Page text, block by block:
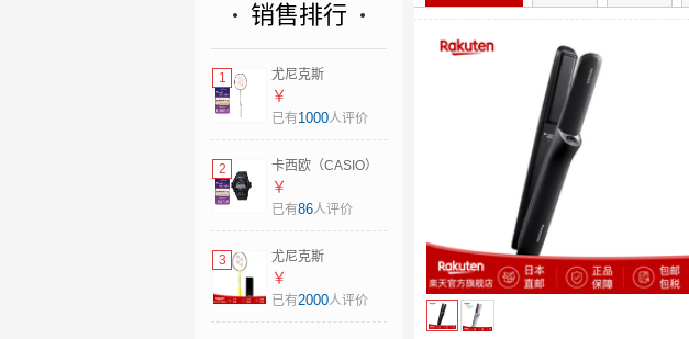
销售排行
1
尤尼克斯
（YONEX）羽毛球
拍新款疾光NF700P
空拍 日本直邮 新款
2NF700Pro JP版
5U6
￥
已有1000人评价
2
卡西欧（CASIO）
太阳能电波手表男
士运动腕表G-
GW-6900U-1JF
(led背光升级版)
￥
已有86人评价
3
尤尼克斯
（YONEX）羽毛球
拍疾光NF1000Z单
￥
已有2000人评价